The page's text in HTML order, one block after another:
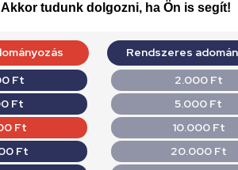
Akkor tudunk dolgozni, ha Ön is segít!